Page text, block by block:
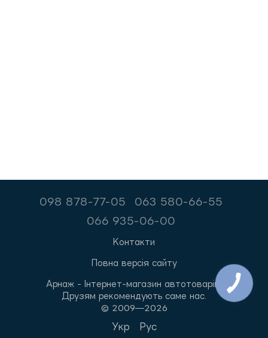
098 878-77-05
063 580-66-55
066 935-06-00
Контакти
Повна версія сайту
Арнаж - Інтернет-магазин автотоварів.
Друзям рекомендують саме нас.
© 2009—2026
Укр Рус